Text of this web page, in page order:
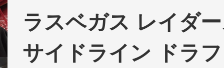
ラスベガス レイダ
サイドライン ドラ